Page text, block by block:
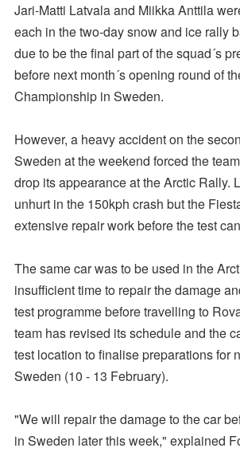
Jari-Matti Latvala and Miikka Anttila
each in the two-day snow and ice rally
due to be the final part of the squad´s
before next month´s opening round of
Championship in Sweden.
However, a heavy accident on the
Sweden at the weekend forced the
drop its appearance at the Arctic Rally.
unhurt in the 150kph crash but the
extensive repair work before the test
The same car was to be used in the
insufficient time to repair the damage
test programme before travelling to
team has revised its schedule and the
test location to finalise preparations for
Sweden (10 - 13 February).
"We will repair the damage to the car
in Sweden later this week," explained